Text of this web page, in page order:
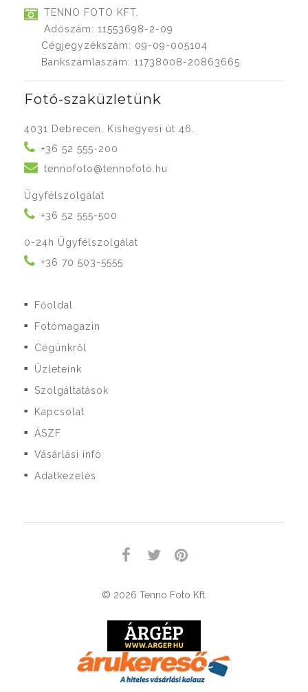
TENNO FOTO KFT.
Adószám: 11553698-2-09
Cégjegyzékszám: 09-09-005104
Bankszámlaszám: 11738008-20863665
Fotó-szaküzletünk
4031 Debrecen, Kishegyesi út 46.
+36 52 555-200
tennofoto@tennofoto.hu
Ügyfélszolgálat
+36 52 555-500
0-24h Ügyfélszolgálat
+36 70 503-5555
■ Főoldal
■ Fotómagazin
■ Cégünkről
■ Üzleteink
■ Szolgáltatások
■ Kapcsolat
■ ÁSZF
■ Vásárlási infó
■ Adatkezelés
© 2026 Tenno Foto Kft.